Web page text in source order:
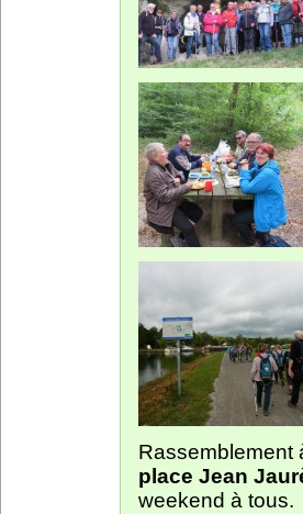
Rassemblement
place Jean
weekend à tous.